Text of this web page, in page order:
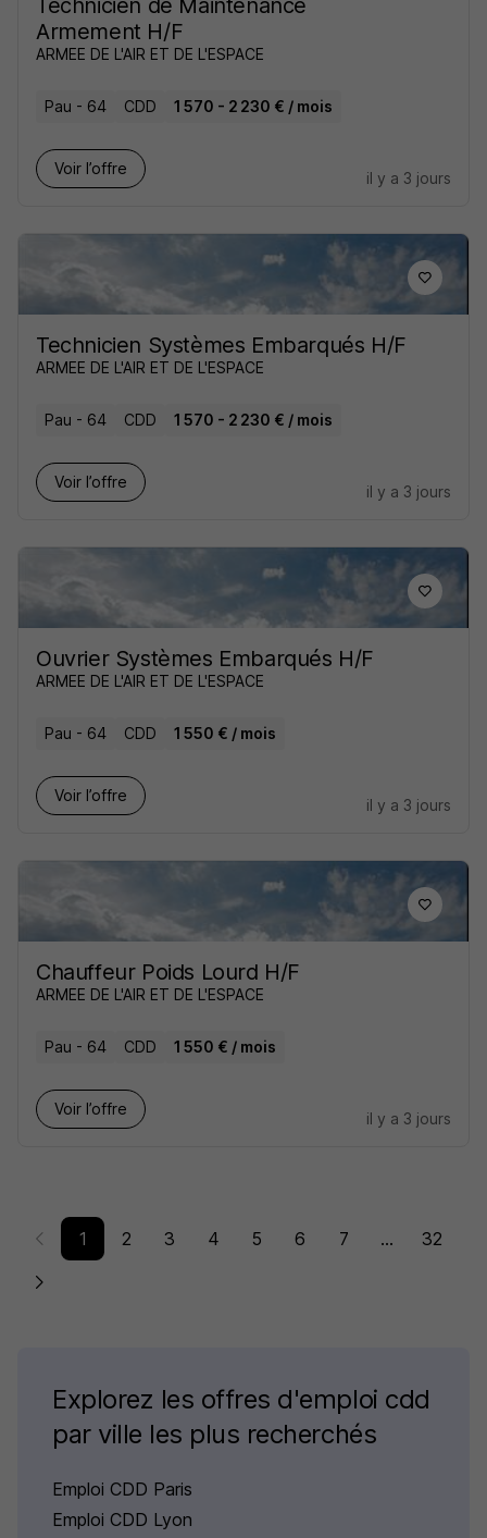
Technicien de Maintenance
Armement H/F
ARMEE DE L'AIR ET DE L'ESPACE
Pau - 64 CDD 1 570 - 2 230 € / mois
Voir l’offre
il y a 3 jours
Technicien Systèmes Embarqués H/F
ARMEE DE L'AIR ET DE L'ESPACE
Pau - 64 CDD 1 570 - 2 230 € / mois
Voir l’offre
il y a 3 jours
Ouvrier Systèmes Embarqués H/F
ARMEE DE L'AIR ET DE L'ESPACE
Pau - 64 CDD 1 550 € / mois
Voir l’offre
il y a 3 jours
Chauffeur Poids Lourd H/F
ARMEE DE L'AIR ET DE L'ESPACE
Pau - 64 CDD 1 550 € / mois
Voir l’offre
il y a 3 jours
1 2 3 4 5 6 7 ... 32
Explorez les offres d'emploi cdd
par ville les plus recherchés
Emploi CDD Paris
Emploi CDD Lyon